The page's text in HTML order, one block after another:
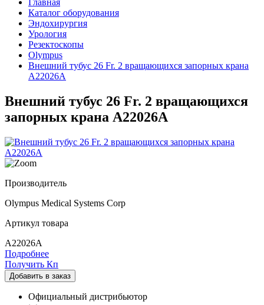
Главная
Каталог оборудования
Эндохирургия
Урология
Резектоскопы
Olympus
Внешний тубус 26 Fr. 2 вращающихся запорных крана
A22026A
Внешний тубус 26 Fr. 2 вращающихся
запорных крана A22026A
Производитель
Olympus Medical Systems Corp
Артикул товара
A22026A
Подробнее
Получить Кп
Добавить в заказ
Официальный дистрибьютор